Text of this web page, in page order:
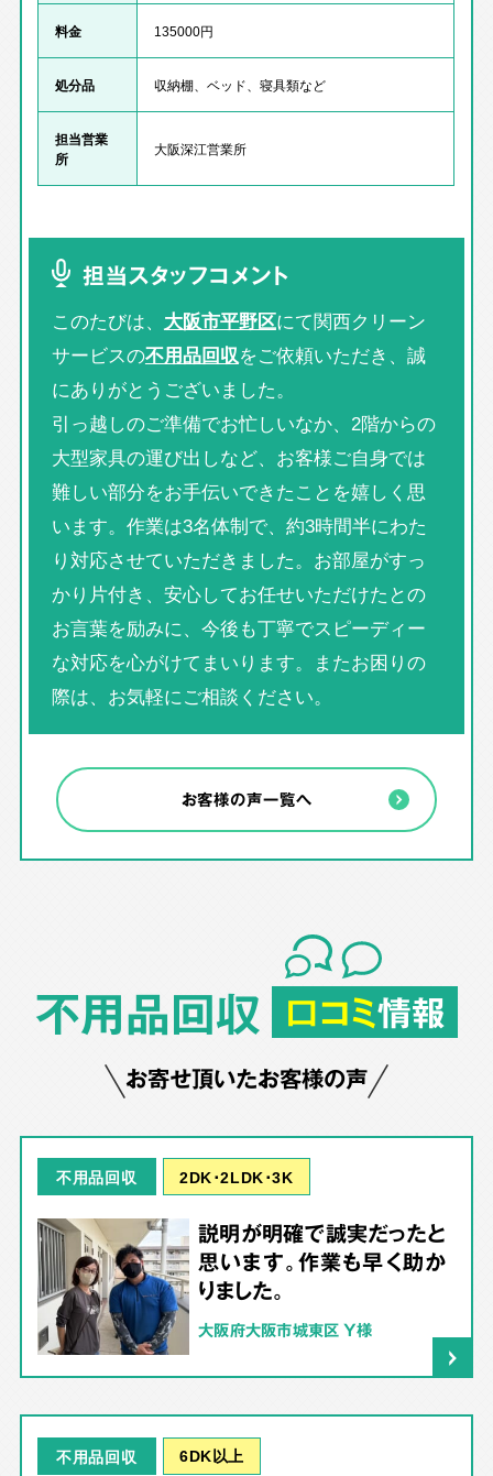
料金 135000円
処分品 収納棚、ベッド、寝具類など
担当営業
所
大阪深江営業所
担当スタッフコメント
このたびは、 大阪市平野区にて関西クリーン
サービスの不用品回収をご依頼いただき、誠
にありがとうございました。
引っ越しのご準備でお忙しいなか、2階からの
大型家具の運び出しなど、お客様ご自身では
難しい部分をお手伝いできたことを嬉しく思
います。作業は3名体制で、約3時間半にわた
り対応させていただきました。お部屋がすっ
かり片付き、安心してお任せいただけたとの
お言葉を励みに、今後も丁寧でスピーディー
な対応を心がけてまいります。またお困りの
際は、お気軽にご相談ください。
お客様の声一覧へ
不用品回収 口コミ情報
お寄せ頂いたお客様の声
不用品回収 2DK･2LDK･3K
説明が明確で誠実だったと
思います。作業も早く助か
りました。
大阪府大阪市城東区 Y様
不用品回収 6DK以上